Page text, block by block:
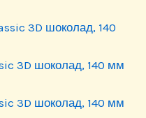
3D шоколад, 140 мм
3D шоколад, 140 мм